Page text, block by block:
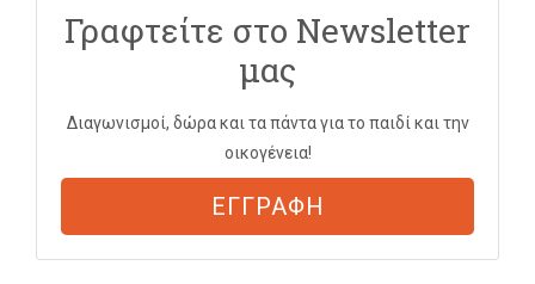
Γραφτείτε στο Newsletter
μας
Διαγωνισμοί, δώρα και τα πάντα για το παιδί και την
οικογένεια!
ΕΓΓΡΑΦΗ